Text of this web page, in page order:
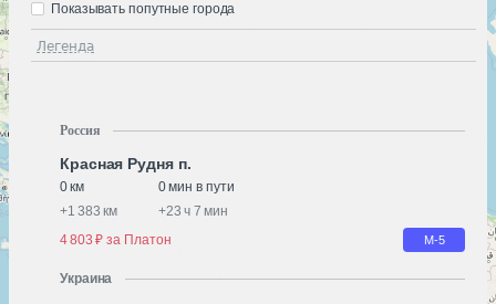
Легенда
Показывать попутные города
Россия
Красная Рудня п.
0 км
0 мин в пути
+1 383 км +23 ч 7 мин
4 803 ₽ за Платон
М-5
Украина